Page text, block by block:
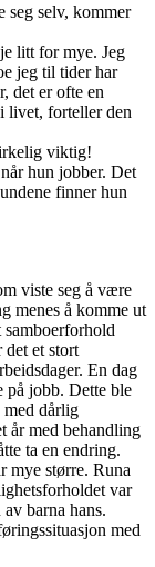
seg selv, kommer
litt for mye. Jeg
jeg til tider har
det er ofte en
livet, forteller den
viktig!
hun jobber. Det
finner hun
viste seg å være
menes å komme ut
samboerforhold
et stort
En dag
på jobb. Dette ble
med dårlig
år med behandling
ta en endring.
mye større. Runa
var
barna hans.
med